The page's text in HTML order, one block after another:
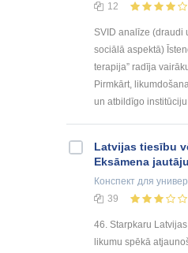
12
SVID analīze (draudi
sociālā aspektā)
terapija” radīja
Pirmkārt,
un atbildīgo
Latvijas tiesību
Eksāmena
Конспект для
39
46. Starpkaru
likumu spēkā